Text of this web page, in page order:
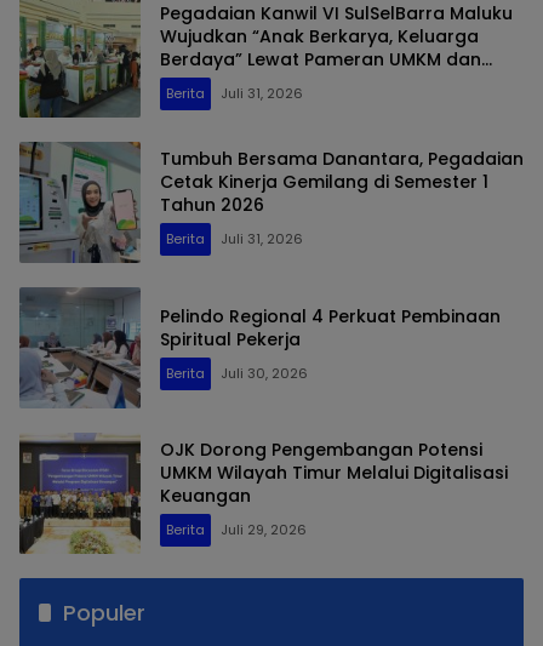
Pegadaian Kanwil VI SulSelBarra Maluku
Wujudkan “Anak Berkarya, Keluarga
Berdaya” Lewat Pameran UMKM dan
Bazar Emas
Berita Juli 31, 2026
Tumbuh Bersama Danantara, Pegadaian
Cetak Kinerja Gemilang di Semester 1
Tahun 2026
Berita Juli 31, 2026
Pelindo Regional 4 Perkuat Pembinaan
Spiritual Pekerja
Berita Juli 30, 2026
OJK Dorong Pengembangan Potensi
UMKM Wilayah Timur Melalui Digitalisasi
Keuangan
Berita Juli 29, 2026
Populer